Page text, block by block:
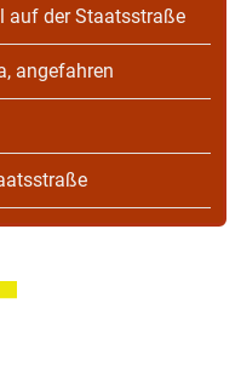
auf der Staatsstraße
angefahren